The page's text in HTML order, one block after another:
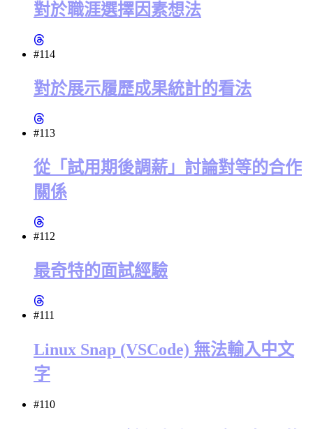
對於職涯選擇因素想法
#114
對於展示履歷成果統計的看法
#113
從「試用期後調薪」討論對等的合作
關係
#112
最奇特的面試經驗
#111
Linux Snap (VSCode) 無法輸入中文
字
#110